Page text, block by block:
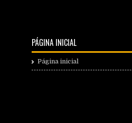
PÁGINA INICIAL
Página inicial